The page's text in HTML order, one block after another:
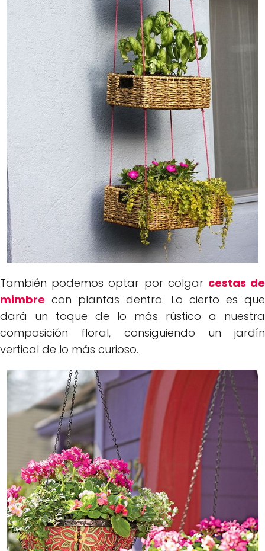
También podemos optar por colgar cestas de
mimbre con plantas dentro. Lo cierto es que
dará un toque de lo más rústico a nuestra
composición floral, consiguiendo un jardín
vertical de lo más curioso.